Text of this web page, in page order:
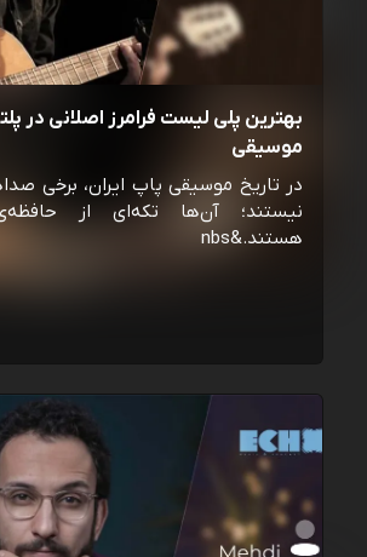
بهترین پلی لیست فرامرز اصلانی در
موسیقی
در تاریخ موسیقی پاپ ایران، برخی
نیستند؛ آن‌ها تکه‌ای از
هستند.&nbs